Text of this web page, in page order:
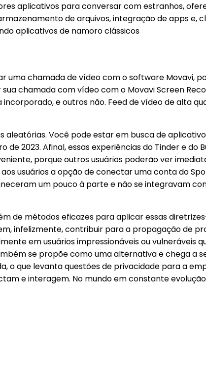
aplicativos para conversar com estranhos,
de arquivos, integração de apps e,
aplicativos de namoro clássicos
chamada de vídeo com o software Movavi,
chamada com vídeo com o Movavi Screen
e outros não. Feed de vídeo de alta
Você pode estar em busca de
2023. Afinal, essas experiências do Tinder e do
porque outros usuários poderão ver
usuários a opção de conectar uma conta do
um pouco à parte e não se integravam
de métodos eficazes para aplicar essas
infelizmente, contribuir para a propagação de
em usuários impressionáveis ou vulneráveis
se propõe como uma alternativa e chega a
o que levanta questões de privacidade para a
e interagem. No mundo em constante